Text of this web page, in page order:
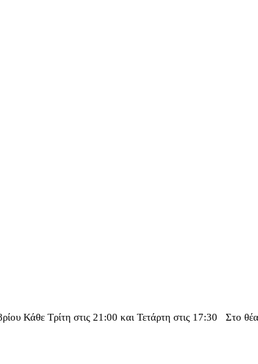
Τρίτη στις 21:00 και Τετάρτη στις 17:30 Στο